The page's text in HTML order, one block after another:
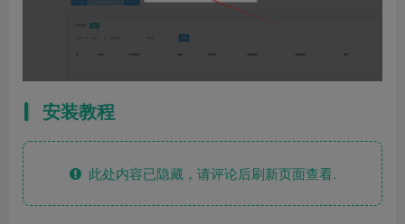
安装教程
此处内容已隐藏，请评论后刷新页面查看.